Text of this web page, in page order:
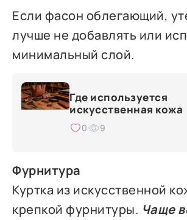
Если фасон облегающий,
лучше не добавлять или
минимальный слой.
Где используется
искусственная кожа
0 9
Фурнитура
Куртка из искусственной
крепкой фурнитуры. Чаще